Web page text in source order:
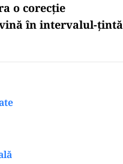
o corecție
în intervalul-țintă